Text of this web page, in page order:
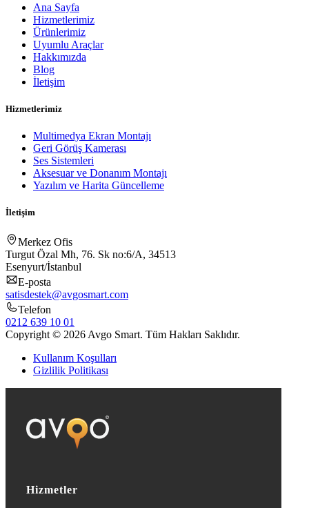
Ana Sayfa
Hizmetlerimiz
Ürünlerimiz
Uyumlu Araçlar
Hakkımızda
Blog
İletişim
Hizmetlerimiz
Multimedya Ekran Montajı
Geri Görüş Kamerası
Ses Sistemleri
Aksesuar ve Donanım Montajı
Yazılım ve Harita Güncelleme
İletişim
Merkez Ofis
Turgut Özal Mh, 76. Sk no:6/A, 34513
Esenyurt/İstanbul
E-posta
satisdestek@avgosmart.com
Telefon
0212 639 10 01
Copyright © 2026 Avgo Smart. Tüm Hakları Saklıdır.
Kullanım Koşulları
Gizlilik Politikası
Hizmetler